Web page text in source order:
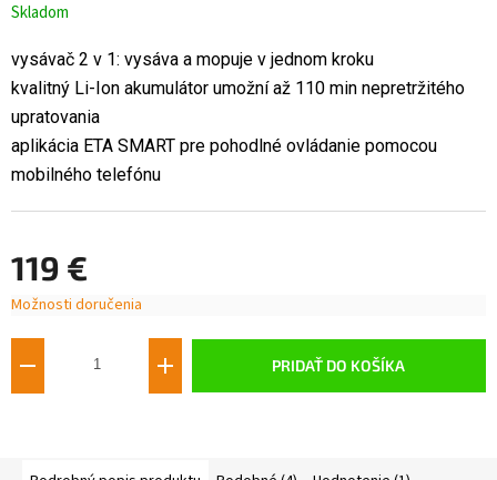
119 €
Jednotková
Skladom
Možnosti doručenia
PRIDAŤ DO KOŠÍKA
vysávač 2 v 1: vysáva a mopuje v jednom kroku
kvalitný Li-Ion akumulátor umožní až 110 min nepretržitého
upratovania
aplikácia ETA SMART pre pohodlné ovládanie pomocou
mobilného telefónu